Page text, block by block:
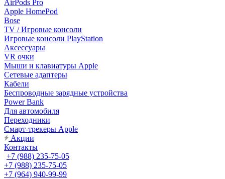
AirPods Pro
Apple HomePod
Bose
TV / Игровые консоли
Игровые консоли PlayStation
Аксессуары
VR очки
Мыши и клавиатуры Apple
Сетевые адаптеры
Кабели
Беспроводные зарядные устройства
Power Bank
Для автомобиля
Переходники
Смарт-трекеры Apple
Акции
Контакты
+7 (988) 235-75-05
+7 (988) 235-75-05
+7 (964) 940-99-99